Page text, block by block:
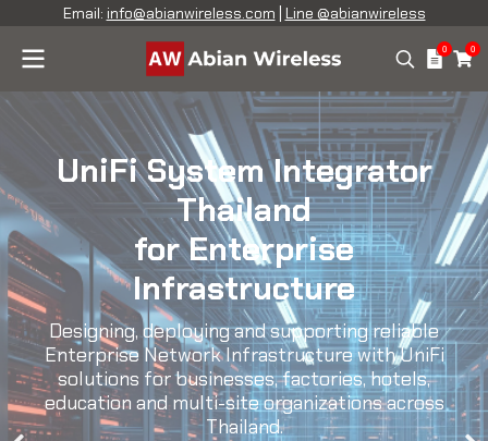
Email: info@abianwireless.com Line @abianwireless
0 0
UniFi System Integrator
Thailand
for Enterprise
Infrastructure
Designing, deploying and supporting reliable
Enterprise Network Infrastructure with UniFi
solutions for businesses, factories, hotels,
education and multi-site organizations across
Thailand.